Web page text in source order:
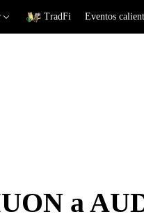
TradFi Eventos
a